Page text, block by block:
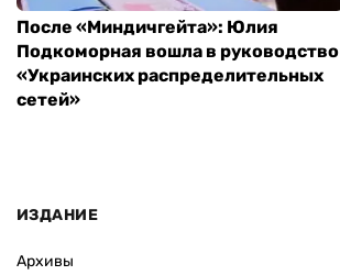
После «Миндичгейта»: Юлия
Подкоморная вошла в руководство
«Украинских распределительных
сетей»
ИЗДАНИЕ
Архивы